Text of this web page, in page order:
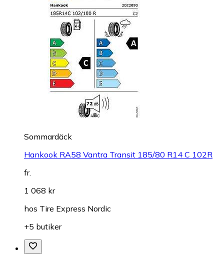
Sommardäck
Hankook RA58 Vantra Transit 185/80 R14 C 102R
fr.
1 068 kr
hos Tire Express Nordic
+5 butiker